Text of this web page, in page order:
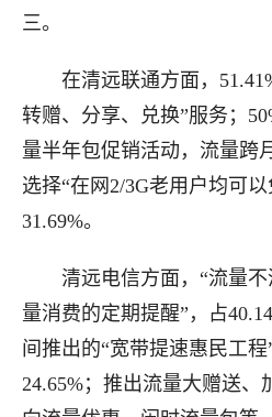
三。
在清远联通方面，
转赠、分享、兑换”服务；
量半年包促销活动，流量跨
选择“在网2/3G老用户均可
31.69%。
清远电信方面，“流量不
量消费的定期提醒”，占
间推出的“宽带提速惠民工
24.65%；推出流量大赠送、